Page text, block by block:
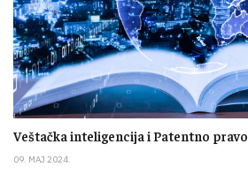
Veštačka inteligencija i Patentno pravo
09. MAJ 2024.